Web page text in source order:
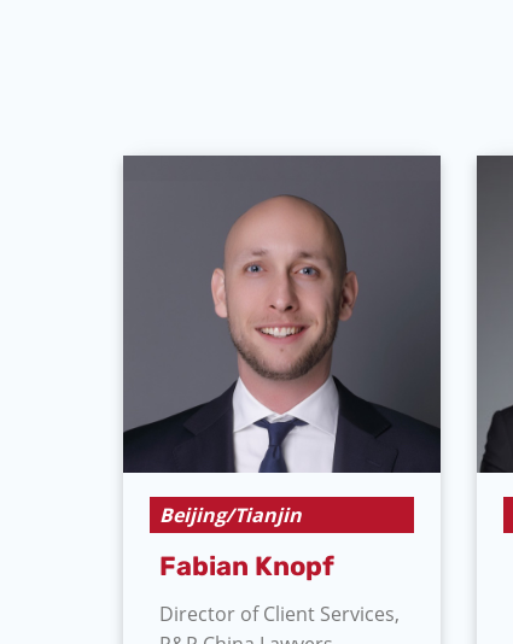
Beijing/Tianjin
Fabian Knopf
Director of Client Services,